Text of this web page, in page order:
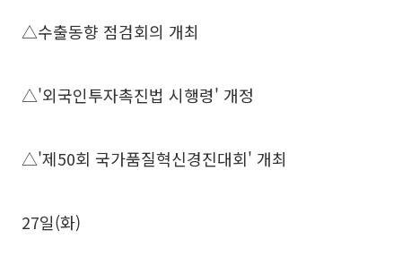
△수출동향 점검회의 개최
△'외국인투자촉진법 시행령' 개정
△'제50회 국가품질혁신경진대회' 개최
27일(화)